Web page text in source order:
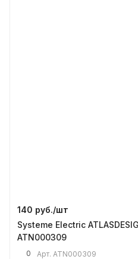
140 руб./шт
Systeme Electric
ATN000309
0 Арт. ATN000309